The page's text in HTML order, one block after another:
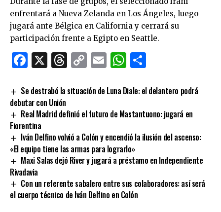
enfrentará a Nueva Zelanda en Los Ángeles, luego
jugará ante Bélgica en California y cerrará su
participación frente a Egipto en Seattle.
Facebook
X Threads
CopyEmailWhatsApp
Se destrabó la situación de Luna Diale: el delantero podrá
debutar con Unión
Real Madrid definió el futuro de Mastantuono: jugará en
Fiorentina
Iván Delfino volvió a Colón y encendió la ilusión del ascenso:
«El equipo tiene las armas para lograrlo»
Maxi Salas dejó River y jugará a préstamo en Independiente
Rivadavia
Con un referente sabalero entre sus colaboradores: así será
el cuerpo técnico de Iván Delfino en Colón